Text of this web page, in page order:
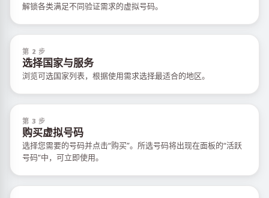
解锁各类满足不同验证需求的虚拟号码。
第 2 步
选择国家与服务
浏览可选国家列表，根据使用需求选择最适合的地区。
第 3 步
购买虚拟号码
选择您需要的号码并点击“购买”。所选号码将出现在面板的“活跃
号码”中，可立即使用。